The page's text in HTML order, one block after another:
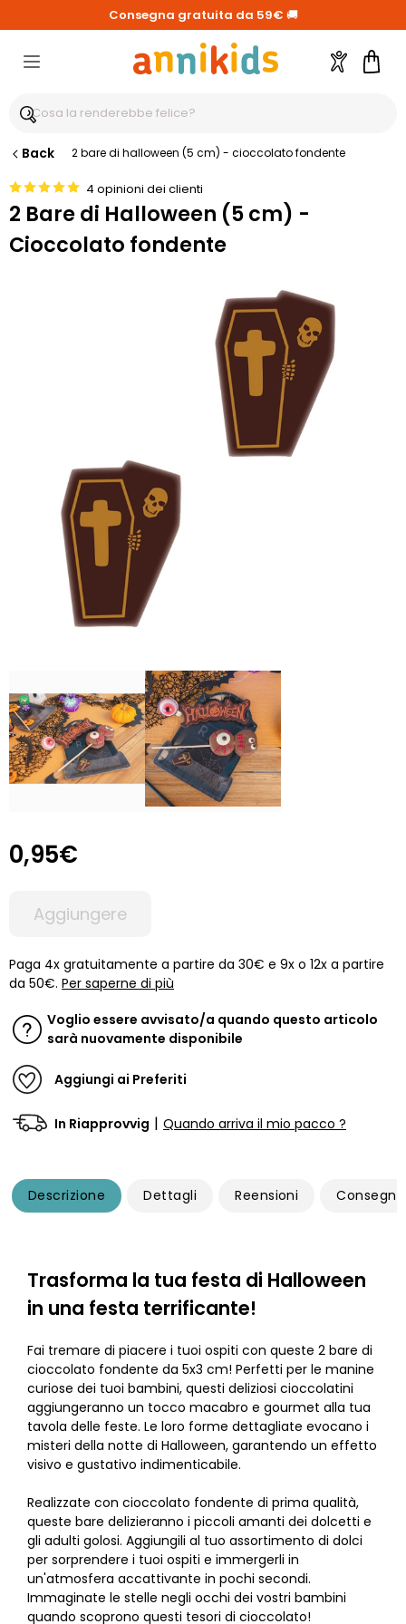
Consegna gratuita da 59€ 🚚
Account
Back 2 bare di halloween (5 cm) - cioccolato fondente
4 opinioni dei clienti
2 Bare di Halloween (5 cm) -
Cioccolato fondente
0,95€
Aggiungere
Paga 4x gratuitamente a partire da 30€ e 9x o 12x a partire
da 50€. Per saperne di più
Voglio essere avvisato/a quando questo articolo
sarà nuovamente disponibile
Aggiungi ai Preferiti
In Riapprovvig | Quando arriva il mio pacco ?
Descrizione Dettagli Reensioni Consegna
Trasforma la tua festa di Halloween
in una festa terrificante!
Fai tremare di piacere i tuoi ospiti con queste 2 bare di
cioccolato fondente da 5x3 cm! Perfetti per le manine
curiose dei tuoi bambini, questi deliziosi cioccolatini
aggiungeranno un tocco macabro e gourmet alla tua
tavola delle feste. Le loro forme dettagliate evocano i
misteri della notte di Halloween, garantendo un effetto
visivo e gustativo indimenticabile.
Realizzate con cioccolato fondente di prima qualità,
queste bare delizieranno i piccoli amanti dei dolcetti e
gli adulti golosi. Aggiungili al tuo assortimento di dolci
per sorprendere i tuoi ospiti e immergerli in
un'atmosfera accattivante in pochi secondi.
Immaginate le stelle negli occhi dei vostri bambini
quando scoprono questi tesori di cioccolato!